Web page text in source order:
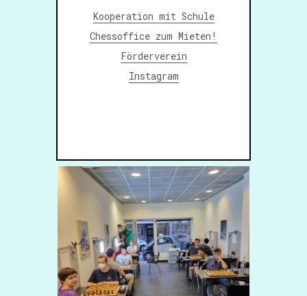
Kooperation mit Schule
Chessoffice zum Mieten!
Förderverein
Instagram